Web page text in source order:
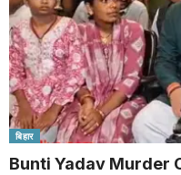
बिहार
Bunti Yadav Murder